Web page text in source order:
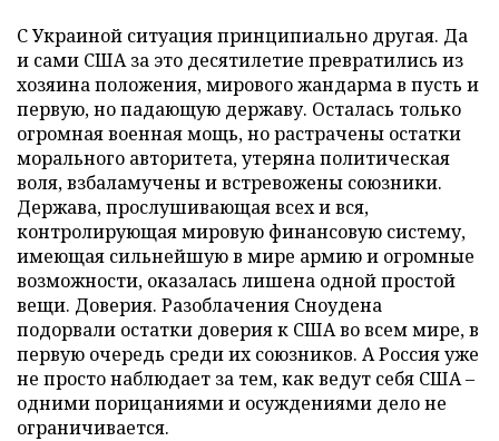
С Украиной ситуация принципиально другая. Да
и сами США за это десятилетие превратились из
хозяина положения, мирового жандарма в пусть и
первую, но падающую державу. Осталась только
огромная военная мощь, но растрачены остатки
морального авторитета, утеряна политическая
воля, взбаламучены и встревожены союзники.
Держава, прослушивающая всех и вся,
контролирующая мировую финансовую систему,
имеющая сильнейшую в мире армию и огромные
возможности, оказалась лишена одной простой
вещи. Доверия. Разоблачения Сноудена
подорвали остатки доверия к США во всем мире, в
первую очередь среди их союзников. А Россия уже
не просто наблюдает за тем, как ведут себя США –
одними порицаниями и осуждениями дело не
ограничивается.